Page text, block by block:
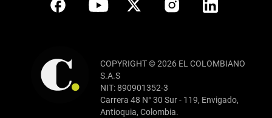
COPYRIGHT © 2026 EL COLOMBIANO
S.A.S
NIT: 890901352-3
Carrera 48 N° 30 Sur - 119, Envigado,
Antioquia, Colombia.